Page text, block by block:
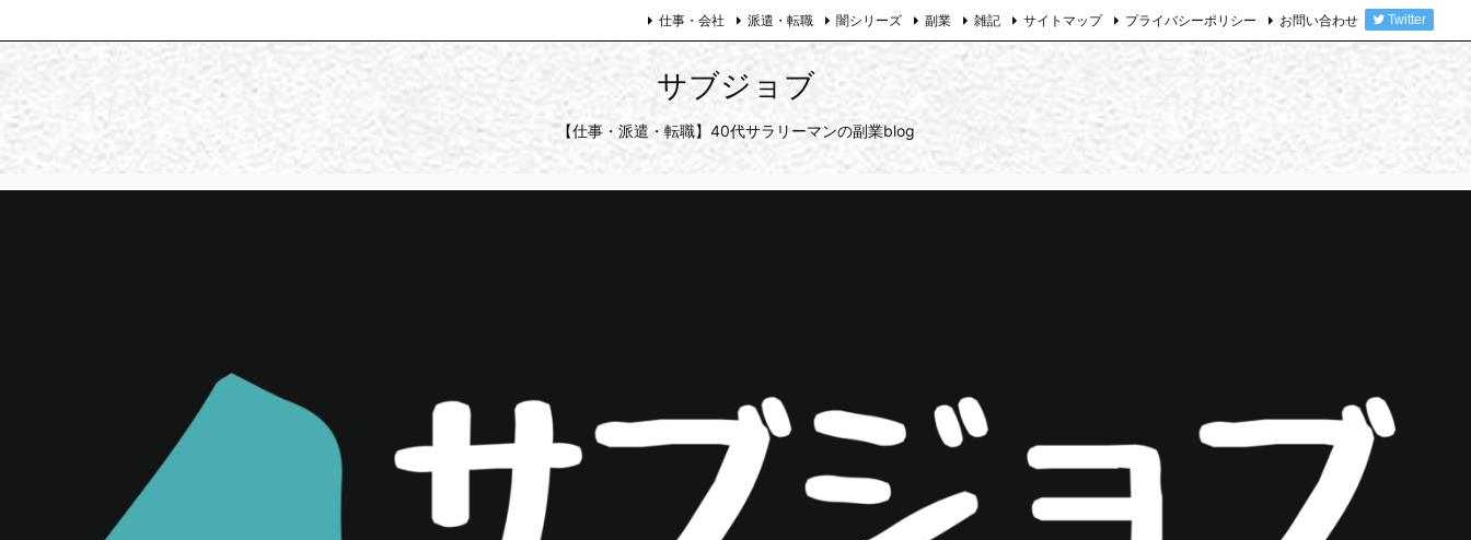
サブジョブ
【仕事・派遣・転職】40代サラリーマンの副業blog
仕事・会社 派遣・転職 闇シリーズ 副業 雑記 サイトマップ プライバシーポリシー お問い合わせ Twitter